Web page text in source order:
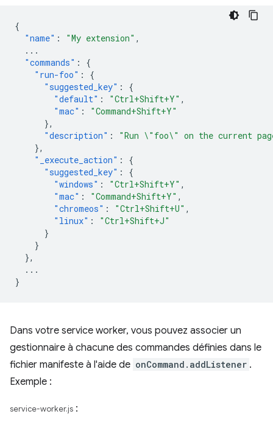
{
"name" : "My extension" ,
...
"commands" :
{
"run-foo" :
{
"suggested_key" :
{
"default" : "Ctrl+Shift+Y" ,
"mac" :
"Command+Shift+Y"
},
"description" :
"Run \"foo\" on the current
},
"_execute_action" :
{
"suggested_key" :
{
"windows" : "Ctrl+Shift+Y" ,
"mac" : "Command+Shift+Y" ,
"chromeos" : "Ctrl+Shift+U" ,
"linux" :
"Ctrl+Shift+J"
}
}
},
...
}
Dans votre service worker, vous pouvez associer un
gestionnaire à chacune des commandes définies dans le
fichier manifeste à l'aide de onCommand.addListener .
Exemple :
service-worker.js :